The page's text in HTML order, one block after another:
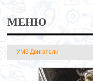
МЕНЮ
УМЗ Двигатели